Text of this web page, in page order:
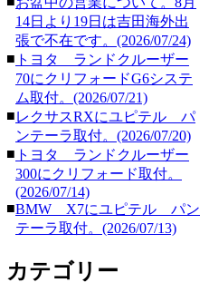
14日より19日は吉田海外出
張で不在です。(2026/07/24)
■ トヨタ ランドクルーザー
70にクリフォードG6システ
ム取付。(2026/07/21)
■レクサスRXにユピテル パ
ンテーラ取付。(2026/07/20)
■ トヨタ ランドクルーザー
300にクリフォード取付。
(2026/07/14)
■BMW X7にユピテル パン
テーラ取付。(2026/07/13)
カテゴリー